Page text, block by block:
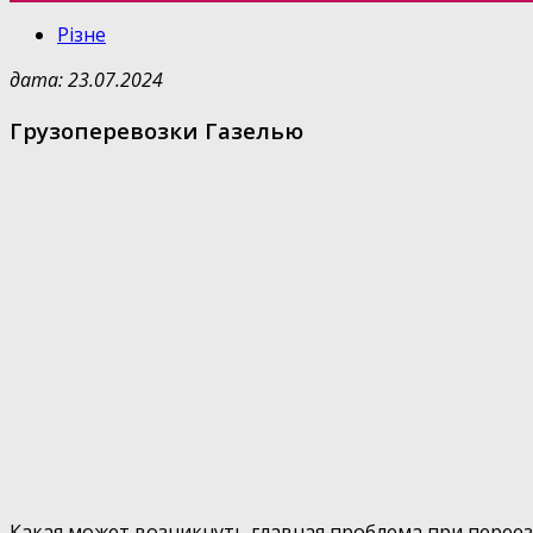
Різне
дата: 23.07.2024
Грузоперевозки Газелью